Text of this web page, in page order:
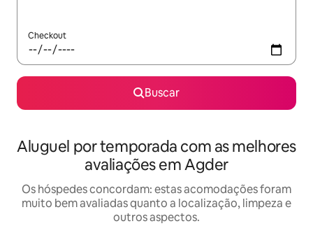
Checkout
Buscar
Aluguel por temporada com as melhores
avaliações em Agder
Os hóspedes concordam: estas acomodações foram
muito bem avaliadas quanto a localização, limpeza e
outros aspectos.